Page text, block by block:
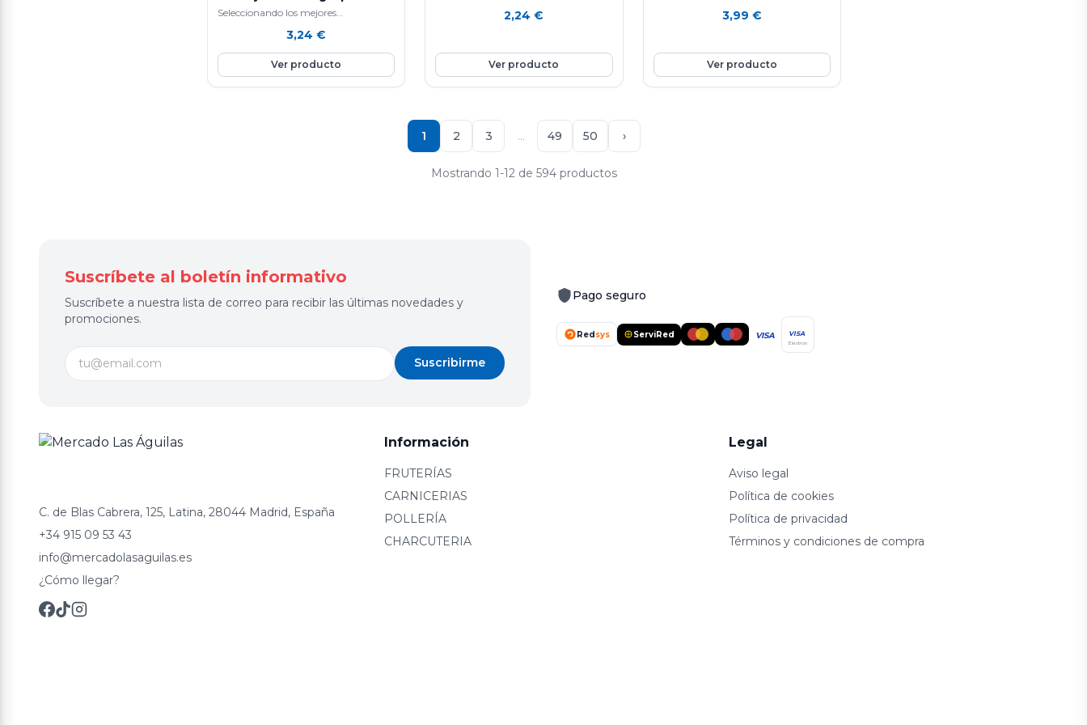
Seleccionando los mejores
de elaboración diaria que hacen que
nuestras…
3,24€
Ver producto
nutritiva e hidratante ya que está
aporta vitamina E y C, rica en fibra y
en potasio. Favorece la eliminación de
líquidos y mejora el tránsito intestinal.
2,24€
Ver producto
3,99 €
Ver producto
1 2 3 … 49 50 ›
Mostrando 1-12 de 594 productos
Suscríbete al boletín informativo
Suscríbete a nuestra lista de correo para recibir las últimas novedades y
promociones.
Suscribirme
Pago seguro
Redsys ServiRed VISA VISA
Electron
C. de Blas Cabrera, 125, Latina, 28044 Madrid, España
+34 915 09 53 43
info@mercadolasaguilas.es
¿Cómo llegar?
Información
FRUTERÍAS
CARNICERIAS
POLLERÍA
CHARCUTERIA
Legal
Aviso legal
Política de cookies
Política de privacidad
Términos y condiciones de compra